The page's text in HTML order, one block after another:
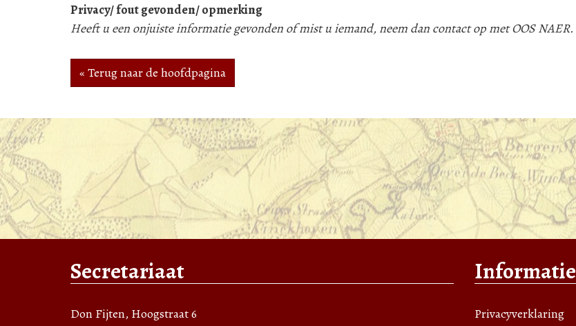
Privacy/ fout gevonden/ opmerking
Heeft u een onjuiste informatie gevonden of mist u iemand, neem dan contact op met OOS NAER.
« Terug naar de hoofdpagina
Secretariaat
Don Fijten, Hoogstraat 6
Informatie
Privacyverklaring